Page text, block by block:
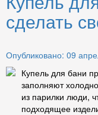
сделать
Опубликовано: 09
Купель для бани
заполняют
из парилки люди,
подходящее